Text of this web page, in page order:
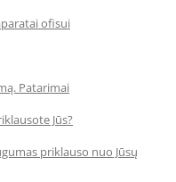
ofisui
Patarimai
Jūs?
priklauso nuo Jūsų